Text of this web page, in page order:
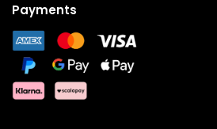
Payments